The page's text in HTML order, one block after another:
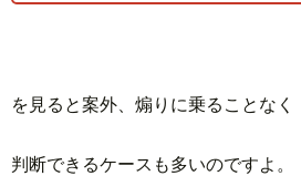
を見ると案外、煽りに乗ることなく
判断できるケースも多いのですよ。